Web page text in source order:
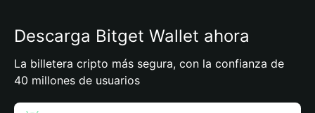
Descarga Bitget Wallet ahora
La billetera cripto más segura, con la confianza de
40 millones de usuarios